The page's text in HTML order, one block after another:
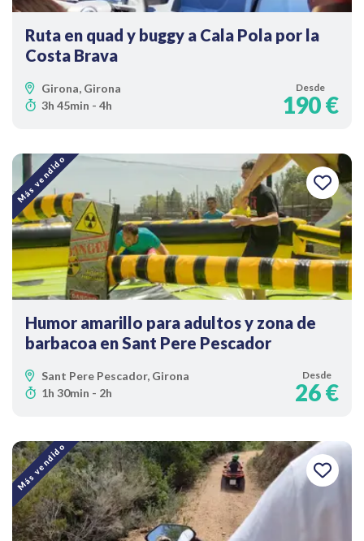
Ruta en quad y buggy a Cala Pola por la
Costa Brava
Girona, Girona
3h 45min - 4h
Desde
190 €
Más vendido
Humor amarillo para adultos y zona de
barbacoa en Sant Pere Pescador
Sant Pere Pescador, Girona
1h 30min - 2h
Desde
26 €
Más vendido